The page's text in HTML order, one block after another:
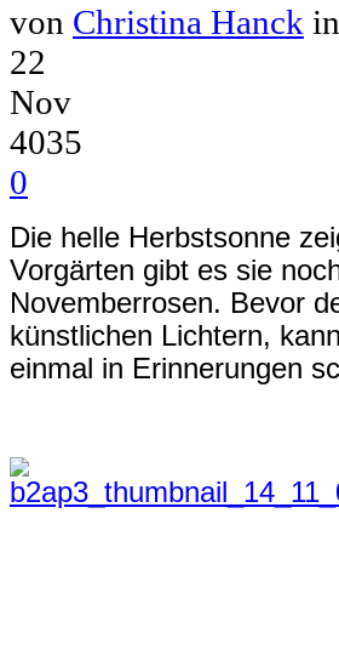
von Christina Hanck in
22
Nov
4035
0
Die helle Herbstsonne
Vorgärten gibt es sie
Novemberrosen. Bevor
künstlichen Lichtern,
einmal in Erinnerungen